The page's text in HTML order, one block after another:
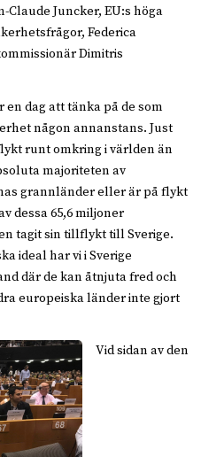
Claude Juncker, EU:s höga
Federica
Dimitris
dag att tänka på de som
någon annanstans. Just
runt omkring i världen än
majoriteten av
grannländer eller är på flykt
dessa 65,6 miljoner
tagit sin tillflykt till Sverige.
ideal har vi i Sverige
där de kan åtnjuta fred och
europeiska länder inte gjort
Vid sidan av den